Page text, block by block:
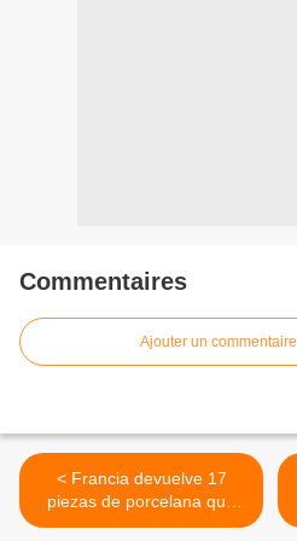
Commentaires
Ajouter un commentaire
< Francia devuelve 17
piezas de porcelana que
fueron robadas por los